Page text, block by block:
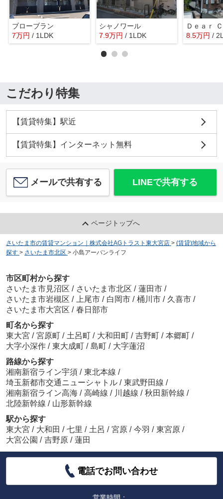
ブローブラン
7万円 / 1LDK
シャノワール
7.9万円 / 1LDK 8.5万円 /
こだわり特集
【賃貸特集】駅近
【賃貸特集】インターネット無料
メールで共有する LINEで共有する
ページトップへ
さいたま市の賃貸マンション｜株式会社AGトラスト東大宮店 > (賃貸)地域から
探す > さいたま市北区 > 小島アーバンライフ
市区町村から探す
さいたま市見沼区 / さいたま市北区 / 蓮田市 /
さいたま市岩槻区 / 上尾市 / 白岡市 / 桶川市 / 久喜市 /
さいたま市大宮区 / 春日部市
町名から探す
東大宮 / 宮原町 / 土呂町 / 大和田町 / 吉野町 / 本郷町 /
大字小深作 / 東大成町 / 島町 / 大字蓮沼
路線から探す
湘南新宿ライン宇須 / 東北本線 /
埼玉新都市交通ニューシャトル / 東武野田線 /
湘南新宿ライン高海 / 高崎線 / 川越線 / 秋田新幹線 /
北陸新幹線 / 山形新幹線
駅から探す
東大宮 / 大和田 / 七里 / 土呂 / 宮原 / 今羽 / 東宮原 /
大宮公園 / 吉野原 / 蓮田
電話でお問い合わせ
営業時間：